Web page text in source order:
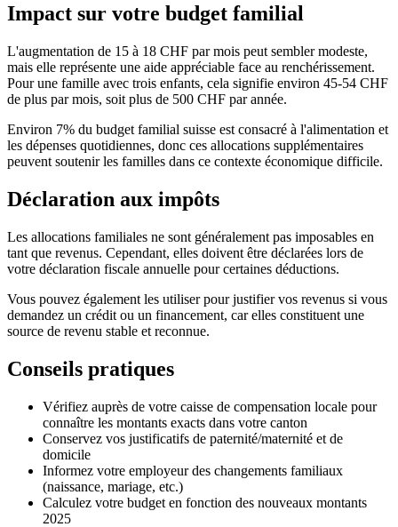
Impact sur votre budget familial
L'augmentation de 15 à 18 CHF par mois peut sembler modeste,
mais elle représente une aide appréciable face au renchérissement.
Pour une famille avec trois enfants, cela signifie environ 45-54 CHF
de plus par mois, soit plus de 500 CHF par année.
Environ 7% du budget familial suisse est consacré à l'alimentation et
les dépenses quotidiennes, donc ces allocations supplémentaires
peuvent soutenir les familles dans ce contexte économique difficile.
Déclaration aux impôts
Les allocations familiales ne sont généralement pas imposables en
tant que revenus. Cependant, elles doivent être déclarées lors de
votre déclaration fiscale annuelle pour certaines déductions.
Vous pouvez également les utiliser pour justifier vos revenus si vous
demandez un crédit ou un financement, car elles constituent une
source de revenu stable et reconnue.
Conseils pratiques
Vérifiez auprès de votre caisse de compensation locale pour
connaître les montants exacts dans votre canton
Conservez vos justificatifs de paternité/maternité et de
domicile
Informez votre employeur des changements familiaux
(naissance, mariage, etc.)
Calculez votre budget en fonction des nouveaux montants
2025